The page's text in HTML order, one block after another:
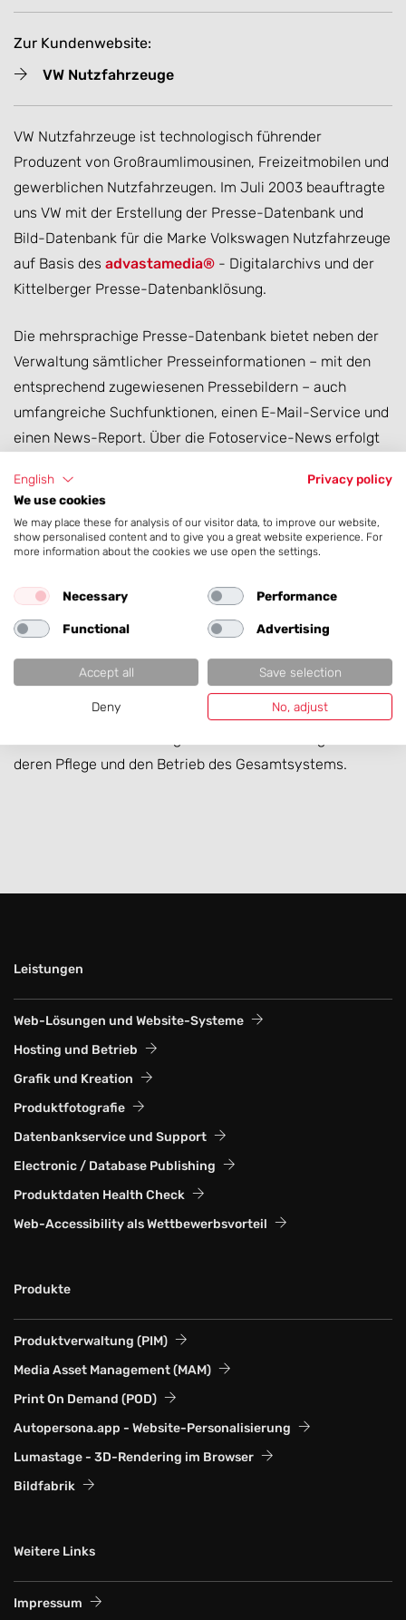
Zur Kundenwebsite:
VW Nutzfahrzeuge
VW Nutzfahrzeuge ist technologisch führender
Produzent von Großraumlimousinen, Freizeitmobilen und
gewerblichen Nutzfahrzeugen. Im Juli 2003 beauftragte
uns VW mit der Erstellung der Presse-Datenbank und
Bild-Datenbank für die Marke Volkswagen Nutzfahrzeuge
auf Basis des advastamedia® - Digitalarchivs und der
Kittelberger Presse-Datenbanklösung.
Die mehrsprachige Presse-Datenbank bietet neben der
Verwaltung sämtlicher Presseinformationen – mit den
entsprechend zugewiesenen Pressebildern – auch
umfangreiche Suchfunktionen, einen E-Mail-Service und
einen News-Report. Über die Fotoservice-News erfolgt
Datenbank. Der von Kittelberger entwickelte PDF-
Generator bietet Journalisten die Möglichkeit,
individuelle Pressemappen zusammenzustellen und
Anwendungsbilder der Marke Nutzfahrzeuge. Die Bilder
können über entsprechende Kategorien und
Suchkriterien ausgewählt, vergrößert und als Feindaten
bestellt werden. Seit Fertigstellung der zentralen
deren Pflege und den Betrieb des Gesamtsystems.
Leistungen
Web-Lösungen und Website-Systeme
Hosting und Betrieb
Grafik und Kreation
Produktfotografie
Datenbankservice und Support
Electronic / Database Publishing
Produktdaten Health Check
Web-Accessi­bility als Wett­bewerbs­vorteil
Produkte
Produktverwaltung (PIM)
Media Asset Management (MAM)
Print On Demand (POD)
Autopersona.app - Website-Personalisierung
Lumastage - 3D-Rendering im Browser
Bildfabrik
Weitere Links
Impressum
English
Privacy policy
We use cookies
We may place these for analysis of our visitor data, to improve our website,
show personalised content and to give you a great website experience. For
more information about the cookies we use open the settings.
Necessary Performance
Functional Advertising
Accept all Save selection
Deny No, adjust